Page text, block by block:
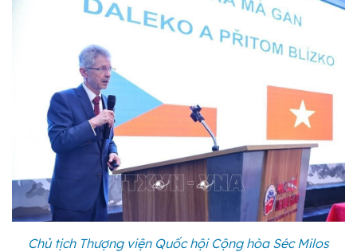
Chủ tịch Thượng viện Quốc hội Cộng hòa Séc Milos